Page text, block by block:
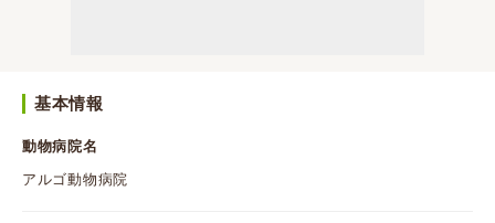
基本情報
動物病院名
アルゴ動物病院